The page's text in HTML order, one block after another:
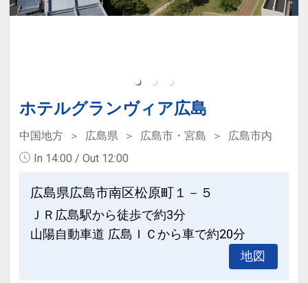
【周辺スポット】
【駐車場料金改定のお知らせ】
・2025年1月1日から 1泊：1800円
（地下駐車場90台・高さ制限1.5M 22：
00以降のご利用の場合はフロントまでご
連絡ください）
設定期間：2021年12月27日～2027年1
ト広場）（徒歩約1分）
・シミントひろしま（商業施設）（徒歩
・そごう広島店、NTTクレドホール、パ
セーラ（徒歩約1分）
・広島城（徒歩約8分）
・ひろしま美術館（徒歩約2分）
・県庁（徒歩約2分）
ホテルグランヴィア広島
中国地方 広島県 広島市・宮島
広島市内
In 14:00 / Out 12:00
広島県広島市南区松原町１－５
ＪＲ広島駅から徒歩で約3分
山陽自動車道 広島ＩＣから車で約20分
地図